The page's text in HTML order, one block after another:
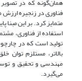
فناوری در زنجیره
متمایز کرد. بر این مبنا
استفاده از فناوری،
تولید است که در
بالاتر، مستلزم
مهندسی و تحقیق و
می‌گیرد.